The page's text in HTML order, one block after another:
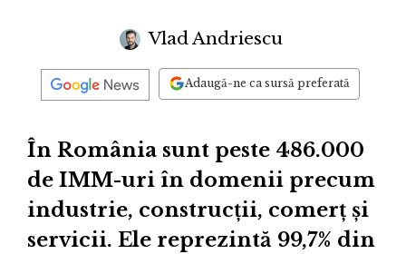
Vlad Andriescu
Adaugă-ne ca sursă preferată
În România sunt peste 486.000
de IMM-uri în domenii precum
industrie, construcții, comerț și
servicii. Ele reprezintă 99,7% din